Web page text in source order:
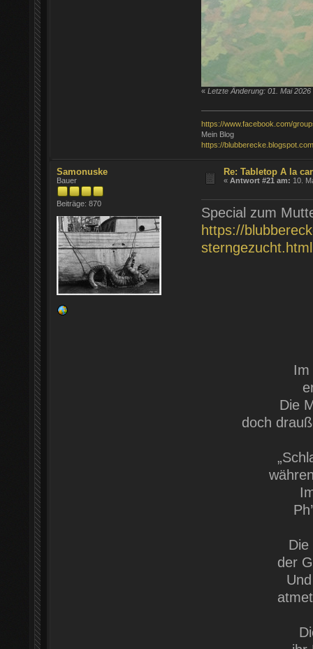
« Letzte Änderung: 01. Mai
https://www.facebook.com/
Mein Blog
https://
Samonuske
Bauer
Beiträge: 870
Re: Tabletop À la
«Antwort #21 am: 10.
Special zum
https://
sterngezucht.html
Die
doch
Die
der